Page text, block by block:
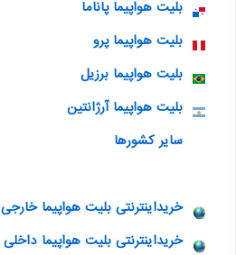
بلیت هواپیما پاناما
بلیت هواپیما پرو
بلیت هواپیما برزیل
بلیت هواپیما آرژانتین
سایر کشورها
خریداینترنتی بلیت هواپیما خارجی
خریداینترنتی بلیت هواپیما داخلی